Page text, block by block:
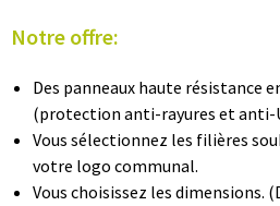
Notre offre:
Des panneaux haute résistance
(protection anti-rayures et anti-
Vous sélectionnez les filières
votre logo communal.
Vous choisissez les dimensions.